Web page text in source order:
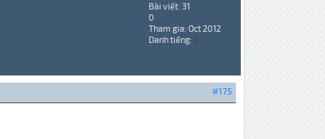
Bài viết: 31
0
Tham gia: Oct 2012
Danh tiếng: 0
#175